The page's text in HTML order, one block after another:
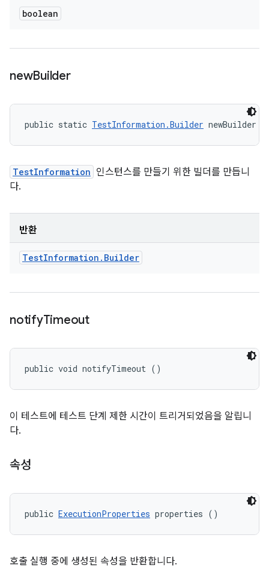
boolean
newBuilder
public static TestInformation.Builder newBuilder
TestInformation 인스턴스를 만들기 위한 빌더를 만듭니
다.
반환
TestInformation . Builder
notifyTimeout
public void notifyTimeout ()
이 테스트에 테스트 단계 제한 시간이 트리거되었음을 알립니
다.
속성
public ExecutionProperties properties ()
호출 실행 중에 생성된 속성을 반환합니다.